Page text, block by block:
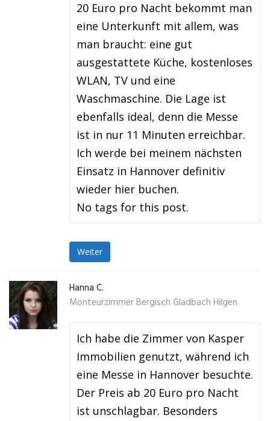
20 Euro pro Nacht bekommt man
eine Unterkunft mit allem, was
man braucht: eine gut
ausgestattete Küche, kostenloses
WLAN, TV und eine
Waschmaschine. Die Lage ist
ebenfalls ideal, denn die Messe
ist in nur 11 Minuten erreichbar.
Ich werde bei meinem nächsten
Einsatz in Hannover definitiv
wieder hier buchen.
No tags for this post.
Weiter
Hanna C.
Monteurzimmer Bergisch Gladbach Hilgen
Ich habe die Zimmer von Kasper
Immobilien genutzt, während ich
eine Messe in Hannover besuchte.
Der Preis ab 20 Euro pro Nacht
ist unschlagbar. Besonders